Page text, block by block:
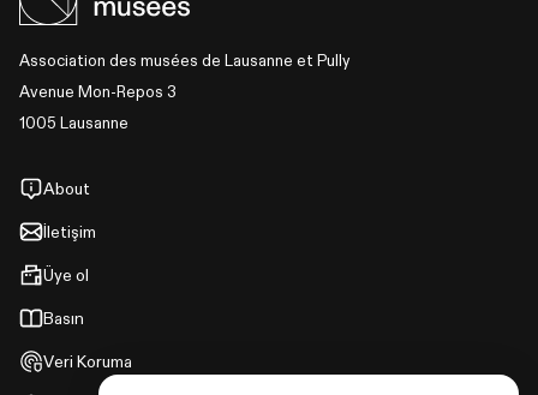
Association des musées de Lausanne et Pully
Avenue Mon-Repos 3
1005 Lausanne
About
İletişim
Üye ol
Basın
Veri Koruma